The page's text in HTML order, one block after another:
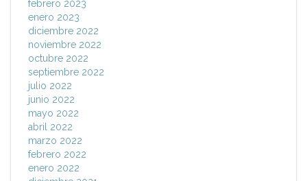
febrero 2023
enero 2023
diciembre 2022
noviembre 2022
octubre 2022
septiembre 2022
julio 2022
junio 2022
mayo 2022
abril 2022
marzo 2022
febrero 2022
enero 2022